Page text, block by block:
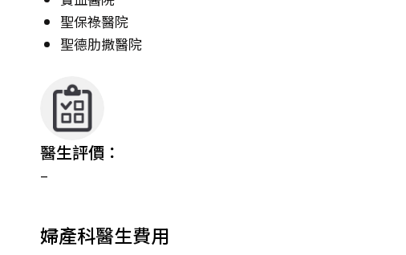
聖保祿醫院
聖德肋撒醫院
醫生評價：
–
婦產科醫生費用